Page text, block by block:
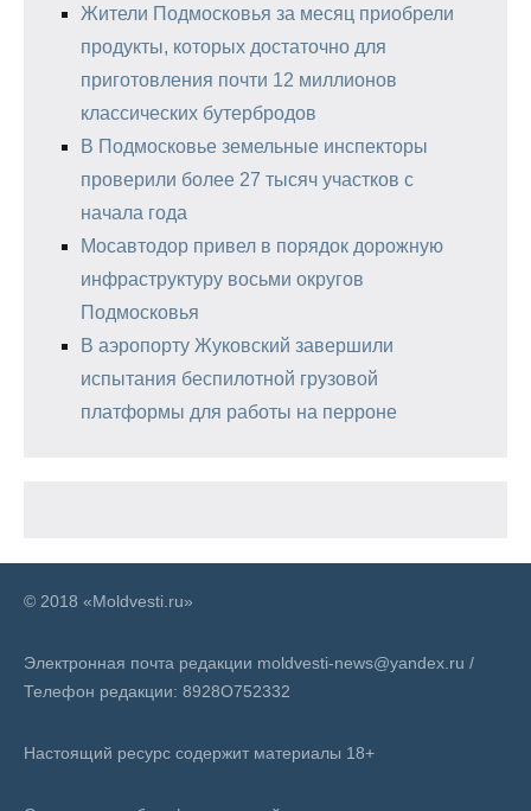
Жители Подмосковья за месяц приобрели
продукты, которых достаточно для
приготовления почти 12 миллионов
классических бутербродов
В Подмосковье земельные инспекторы
проверили более 27 тысяч участков с
начала года
Мосавтодор привел в порядок дорожную
инфраструктуру восьми округов
Подмосковья
В аэропорту Жуковский завершили
испытания беспилотной грузовой
платформы для работы на перроне
© 2018 «Moldvesti.ru»
Электронная почта редакции moldvesti-news@yandex.ru /
Телефон редакции: 8928O752332
Настоящий ресурс содержит материалы 18+